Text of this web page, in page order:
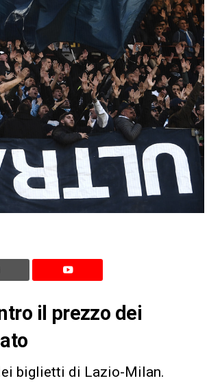
il prezzo dei
biglietti di Lazio-Milan.